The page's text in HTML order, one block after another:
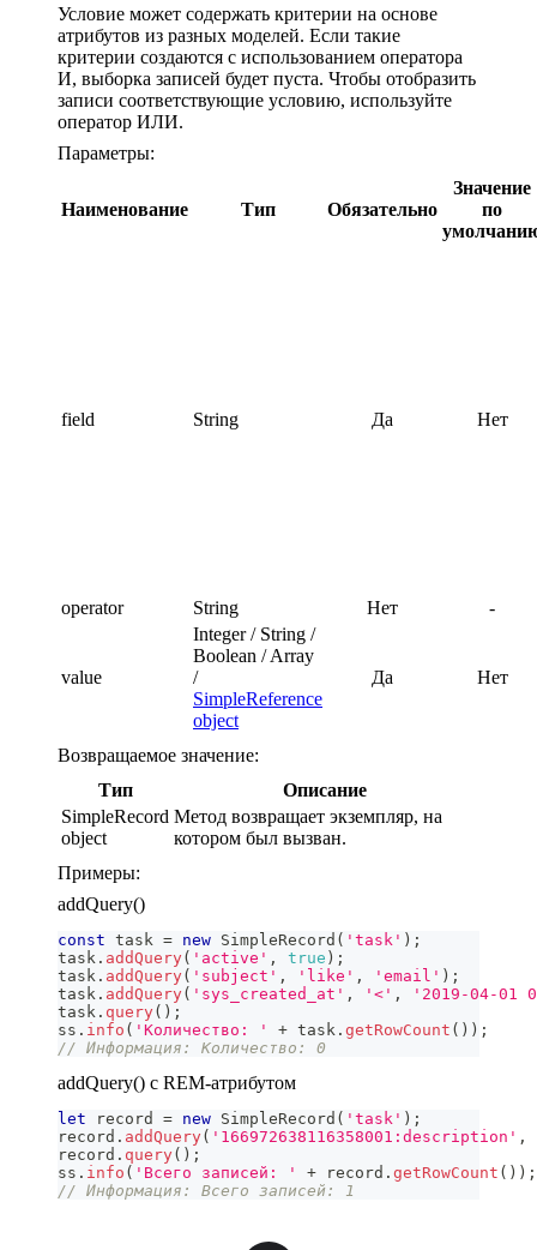
Условие может содержать критерии на основе
атрибутов из разных моделей. Если такие
критерии создаются с использованием оператора
И, выборка записей будет пуста. Чтобы отобразить
записи соответствующие условию, используйте
оператор ИЛИ.
Параметры:
Наименование Тип Обязательно
Значение
по
field String Да Нет
operator String Нет -
value
Integer / String /
Boolean / Array
/
SimpleReference
object
Да Нет
Возвращаемое значение:
Тип
Описание
SimpleRecord
object
Метод возвращает экземпляр, на
котором был вызван.
Примеры:
addQuery()
const task = new SimpleRecord ( 'task' ) ;
task . addQuery( 'active' , true ) ;
task . addQuery( 'subject' , 'like' , 'email' ) ;
task . addQuery( 'sys_created_at' , '<' ,
'2019-04-01
task . query( ) ;
ss . info ( 'Количество: ' + task . getRowCount ( ) ) ;
// Информация: Количество: 0
addQuery() с REM-атрибутом
let record = new SimpleRecord ( 'task' ) ;
record . addQuery( '166972638116358001:description' ,
record . query( ) ;
ss . info ( 'Всего записей: ' + record . getRowCount ( ) ) ;
// Информация: Всего записей: 1